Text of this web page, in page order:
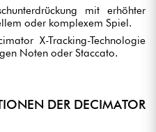
mit erhöhter
oder komplexem Spiel.
X-Tracking-Technologie
Noten oder Staccato.
DER DECIMATOR